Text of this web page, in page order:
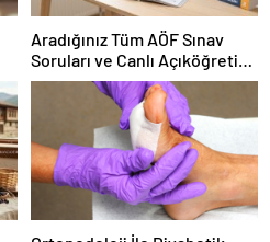
Aradığınız Tüm AÖF Sınav
Soruları ve Canlı Açıköğretim
Forumu Burada